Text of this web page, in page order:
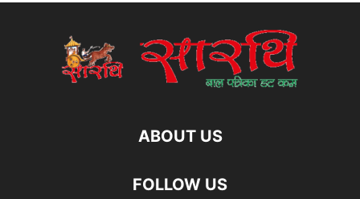
ABOUT US
FOLLOW US